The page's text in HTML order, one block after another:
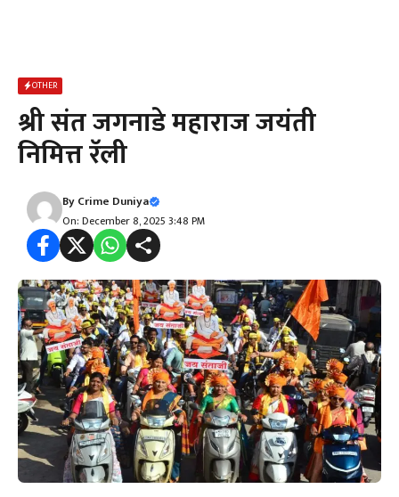
OTHER
श्री संत जगनाडे महाराज जयंती
निमित्त रॅली
ByCrime Duniya
On: December 8, 2025 3:48 PM